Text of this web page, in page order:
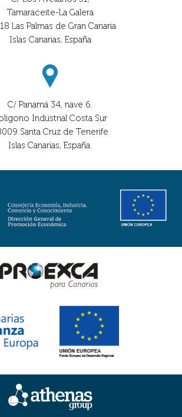
Tamaraceite-La Galera
Las Palmas de Gran Canaria
Islas Canarias, España
C/ Panamá 34, nave 6.
Industrial Costa Sur
Santa Cruz de Tenerife
Islas Canarias, España.